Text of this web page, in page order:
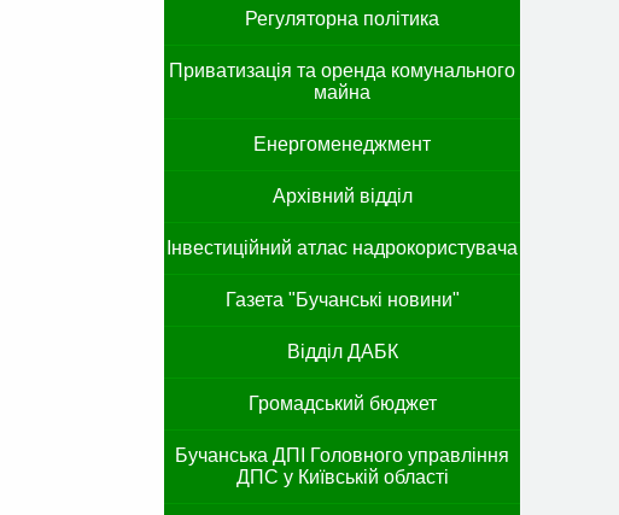
Регуляторна політика
Приватизація та оренда комунального
майна
Енергоменеджмент
Архівний відділ
Інвестиційний атлас надрокористувача
Газета "Бучанські новини"
Відділ ДАБК
Громадський бюджет
Бучанська ДПІ Головного управління
ДПС у Київській області